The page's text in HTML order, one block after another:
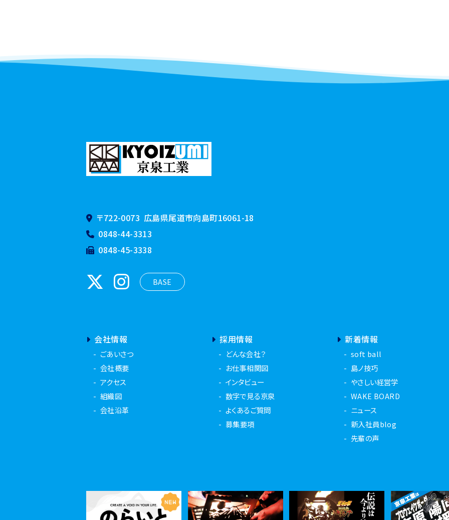
〒722-0073 広島県尾道市向島町16061-18
0848-44-3313
0848-45-3338
BASE
会社情報
ごあいさつ
会社概要
アクセス
組織図
会社沿革
採用情報
どんな会社？
お仕事相関図
インタビュー
数字で見る京泉
よくあるご質問
募集要項
新着情報
soft ball
島ノ技巧
やさしい経営学
WAKE BOARD
ニュース
新入社員blog
先輩の声